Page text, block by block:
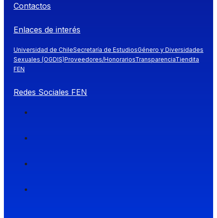
Contactos
Enlaces de interés
Universidad de ChileSecretaría de EstudiosGénero y Diversidades
Sexuales (OGDIS)Proveedores/HonorariosTransparenciaTiendita
FEN
Redes Sociales FEN